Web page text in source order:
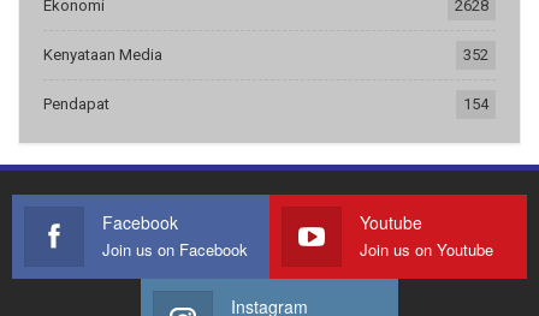
Ekonomi 2628
Kenyataan Media 352
Pendapat 154
Facebook
Join us on Facebook
Youtube
Join us on Youtube
Instagram